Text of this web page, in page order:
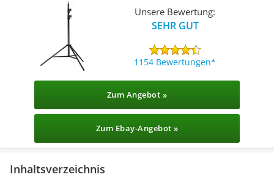
Unsere Bewertung:
SEHR GUT
1154 Bewertungen
Zum Angebot »
Zum Ebay-Angebot »
Inhaltsverzeichnis